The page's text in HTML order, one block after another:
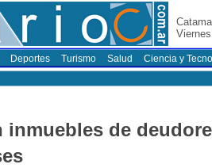
Deportes Turismo Salud Ciencia y Tecno
inmuebles de